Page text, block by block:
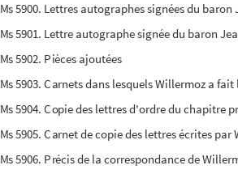
Ms 5900. Lettres autographes signées du
Ms 5901. Lettre autographe signée du baron
Ms 5902. Pièces ajoutées
Ms 5903. Carnets dans lesquels Willermoz a
Ms 5904. Copie des lettres d'ordre du chapitre
Ms 5905. Carnet de copie des lettres écrites
Ms 5906. Précis de la correspondance de